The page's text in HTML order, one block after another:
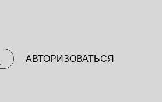
АВТОРИЗОВАТЬСЯ